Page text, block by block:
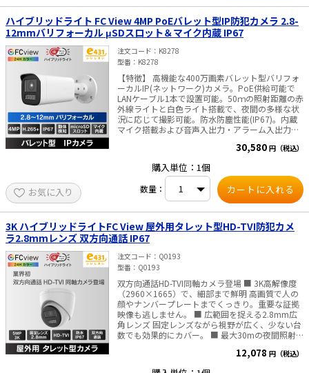
PoE(802.3af） 最大7.5W 寸法 215.2 × 78.8 ×
78.6 mm ・重量 約695g ■ご注意■ PoE給電
しない場合、別途販売のACアダプタが必要です。
別途販売はこちらより ––AI搭載で人と車両のイベ
ントに特化し、様々なシーンでセキュリティーを
効率的に運用できます。–– ■住宅での活用シーン
・スマートフォンへの迅速なアラーム通知・・・
アラーム情報やライブ映像の確認ができます。 ・
光と音声で侵入者を警告*・・・侵入者がいた場
合、光とカスタマイズ可能な音声メッセージで威
嚇します。 *）内蔵スピーカ、閃光ライト搭載の
機種に限ります。対応しているかは、商品の仕様
書を確認ください。 ■監視センターでの活用シー
合、セキュリティ監視は簡単な作業ではありませ
ん。 本製品は作業効率を高め、ワークフロー改善
に役立ちます。 ・防犯について・・・人が侵入し
た場合のみ、正確な警報を発します。 ・再生・録
画検索について・・・人や車両などの映像を分類
して速やかに検索できます。 ■工場の場合 工場や
倉庫には高い原材料や商品が保管されています。
ここでのセキュリティは非常に重要です。このよ
うな作業を行うには通常限られた人手しかいませ
ん。 本デバイスは効果的かつ効率的な代替ソリュ
ーションを提供できます。 ・警備員のパトロール
をカメラに置き換える ・人間をターゲットとした
正確な不法侵入アラーム 人間の侵入イベントを検
知した場合にのみ警告を出すよう設定できます。
動物が侵入してもアラームは出しません。
■HVDTとは ディープラーニングアルゴリズムを
搭載した HVDT by AI（Human & Vehicle
Detection Technology by AI）技術は、 フロント
エンドとバックエンドのデバイスに人物と車両の
識別アラームを もたらします。このシステムは、
人間と車両の識別にフォーカスし、アラームの 効
率と効果を大幅に向上させます。
ハイブリッドライト FC View 4MP PoEバレット型IP防犯カメラ 2.8-
12mmバリフォーカル μSDスロット＆マイク内蔵 IP67
注文コード
K8278
型番
K8278
【特徴】 高機能な400万画素バレット型バリフォ
ーカルIP(ネットワーク)カメラ。PoE供給可能で
LANケーブル1本で設置可能。50ｍの照射距離の赤
外線ライトと白色ライト搭載で、夜間の多様な状
況に応じて撮影可能。防水防塵性能(IP67)。内蔵
マイク搭載および音声入出力・アラーム入出力端
AGC ON), モノクロ : 0.00 lx (IRライトON) シャッ
ター速度 1/3 ～ 1/100, 000s レンズ F1.6 2.8 ～
12mm 電動バリフォーカル 視野角 水平：96.7°～
29.7°, 垂直 51.7°～16.7°, 対角 114.3°～34° 調整角
度 水平：0～360°、垂直：0～90°、回転：0～
360° DAY & NIGHT ICR (IR-CutFilter removable) /
24Hカラー ライト 赤外線(850nm) 最大照射距離
50m、 白色ライト 最大照射距離50m DORI D:
64.0～198.0m, O: 25.4～78.6m, R: 12.8～39.6m,
I: 6.4～19.8m ビデオ メインストリーム 50Hz:
20fps (2560×1440),25fps (1920×1080,
1280×720)60Hz: 20fps (2560×1440),24 fps
(1920×1080, 1280×720) サブストリーム 50 Hz:
25 fps (1280 × 720, 640 × 480, 640 × 360)60
Hz: 24 fps (1280 × 720, 640 × 480, 640 × 360)
ビデオ圧縮 メインストリーム: H.265+ / H.265 /
H.264 Type Baseline Profile / Main Profile / High
30,580 円（税込）
お気に入り
購入単位：1個
数量：
3K ハイブリッドライトFC View 屋外用タレット型HD-TVI防犯カメ
ラ2.8mmレンズ 双方向通話 IP67
注文コード
Q0193
型番
Q0193
双方向通話HD-TVI同軸カメラ登場 ■ 3K高解像度
（2960×1665）で、細部まで鮮明 高画質で人の
顔やナンバープレートまでくっきり。重要な証拠
映像も逃しません。 ■ 広範囲を捉える2.8mm広
角レンズ 固定レンズながら視野が広く、少ない台
数でも効果的にカバー。 ■ 最大30mの夜間照射
は最大30m対応。夜間でも明るく監視できます。
12,078 円（税込）